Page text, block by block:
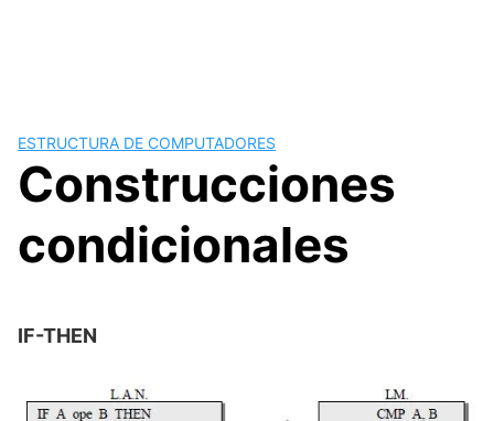
ESTRUCTURA DE COMPUTADORES
Construcciones
condicionales
IF-THEN